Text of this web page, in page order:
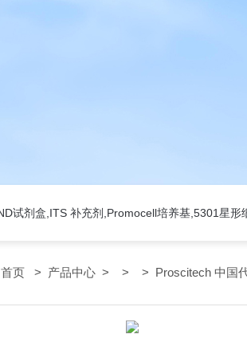
试剂盒,ITS 补充剂,Promocell培养基,5301星形
首页 > 产品中心 > > > Proscitech 中国